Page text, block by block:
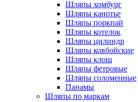
Шляпы хомбург
Шляпы канотье
Шляпы поркпай
Шляпы котелок
Шляпы цилиндр
Шляпы ковбойские
Шляпы клош
Шляпы фетровые
Шляпы соломенные
Панамы
Шляпы по маркам